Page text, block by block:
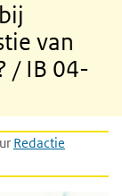
van
/ IB 04-
Redactie